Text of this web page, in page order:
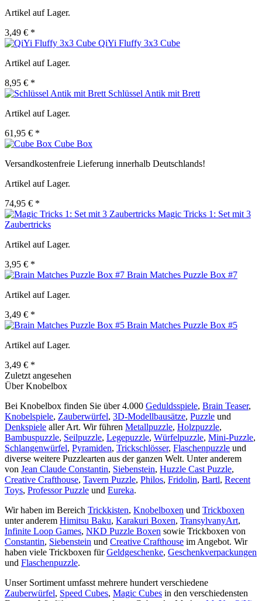
Artikel auf Lager.
3,49 € *
QiYi Fluffy 3x3 Cube
Artikel auf Lager.
8,95 € *
Schlüssel Antik mit Brett
Artikel auf Lager.
61,95 € *
Cube Box
Versandkostenfreie Lieferung innerhalb Deutschlands!
Artikel auf Lager.
74,95 € *
Magic Tricks 1: Set mit 3
Zaubertricks
Artikel auf Lager.
3,95 € *
Brain Matches Puzzle Box #7
Artikel auf Lager.
3,49 € *
Brain Matches Puzzle Box #5
Artikel auf Lager.
3,49 € *
Zuletzt angesehen
Über Knobelbox
Bei Knobelbox finden Sie über 4.000 Geduldsspiele, Brain Teaser,
Knobelspiele, Zauberwürfel, 3D-Modellbausätze, Puzzle und
Denkspiele aller Art. Wir führen Metallpuzzle, Holzpuzzle,
Bambuspuzzle, Seilpuzzle, Legepuzzle, Würfelpuzzle, Mini-Puzzle,
Schlangenwürfel, Pyramiden, Trickschlösser, Flaschenpuzzle und
diverse weitere Puzzlearten aus der ganzen Welt. Unter anderem
von Jean Claude Constantin, Siebenstein, Huzzle Cast Puzzle,
Creative Crafthouse, Tavern Puzzle, Philos, Fridolin, Bartl, Recent
Toys, Professor Puzzle und Eureka.
Wir haben im Bereich Trickkisten, Knobelboxen und Trickboxen
unter anderem Himitsu Baku, Karakuri Boxen, TransylvanyArt,
Infinite Loop Games, NKD Puzzle Boxen sowie Trickboxen von
Constantin, Siebenstein und Creative Crafthouse im Angebot. Wir
haben viele Trickboxen fürGeldgeschenke, Geschenkverpackungen
und Flaschenpuzzle.
Unser Sortiment umfasst mehrere hundert verschiedene
Zauberwürfel, Speed Cubes, Magic Cubes in den verschiedensten